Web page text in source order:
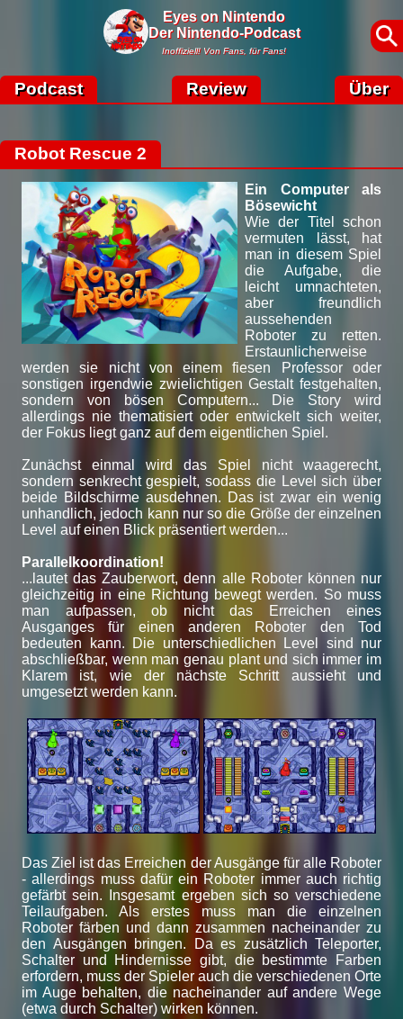
Eyes on Nintendo
Der Nintendo-Podcast
Inoffiziell! Von Fans, für Fans!
Podcast Review Über
Robot Rescue 2
Ein Computer als
Bösewicht
Wie der Titel schon
vermuten lässt, hat
man in diesem Spiel
die Aufgabe, die
leicht umnachteten,
aber freundlich
aussehenden
Roboter zu retten.
Erstaunlicherweise
werden sie nicht von einem fiesen Professor oder
sonstigen irgendwie zwielichtigen Gestalt festgehalten,
sondern von bösen Computern... Die Story wird
allerdings nie thematisiert oder entwickelt sich weiter,
der Fokus liegt ganz auf dem eigentlichen Spiel.
Zunächst einmal wird das Spiel nicht waagerecht,
sondern senkrecht gespielt, sodass die Level sich über
beide Bildschirme ausdehnen. Das ist zwar ein wenig
unhandlich, jedoch kann nur so die Größe der einzelnen
Level auf einen Blick präsentiert werden...
Parallelkoordination!
...lautet das Zauberwort, denn alle Roboter können nur
gleichzeitig in eine Richtung bewegt werden. So muss
man aufpassen, ob nicht das Erreichen eines
Ausganges für einen anderen Roboter den Tod
bedeuten kann. Die unterschiedlichen Level sind nur
abschließbar, wenn man genau plant und sich immer im
Klarem ist, wie der nächste Schritt aussieht und
umgesetzt werden kann.
Das Ziel ist das Erreichen der Ausgänge für alle Roboter
- allerdings muss dafür ein Roboter immer auch richtig
gefärbt sein. Insgesamt ergeben sich so verschiedene
Teilaufgaben. Als erstes muss man die einzelnen
Roboter färben und dann zusammen nacheinander zu
den Ausgängen bringen. Da es zusätzlich Teleporter,
Schalter und Hindernisse gibt, die bestimmte Farben
erfordern, muss der Spieler auch die verschiedenen Orte
im Auge behalten, die nacheinander auf andere Wege
(etwa durch Schalter) wirken können.